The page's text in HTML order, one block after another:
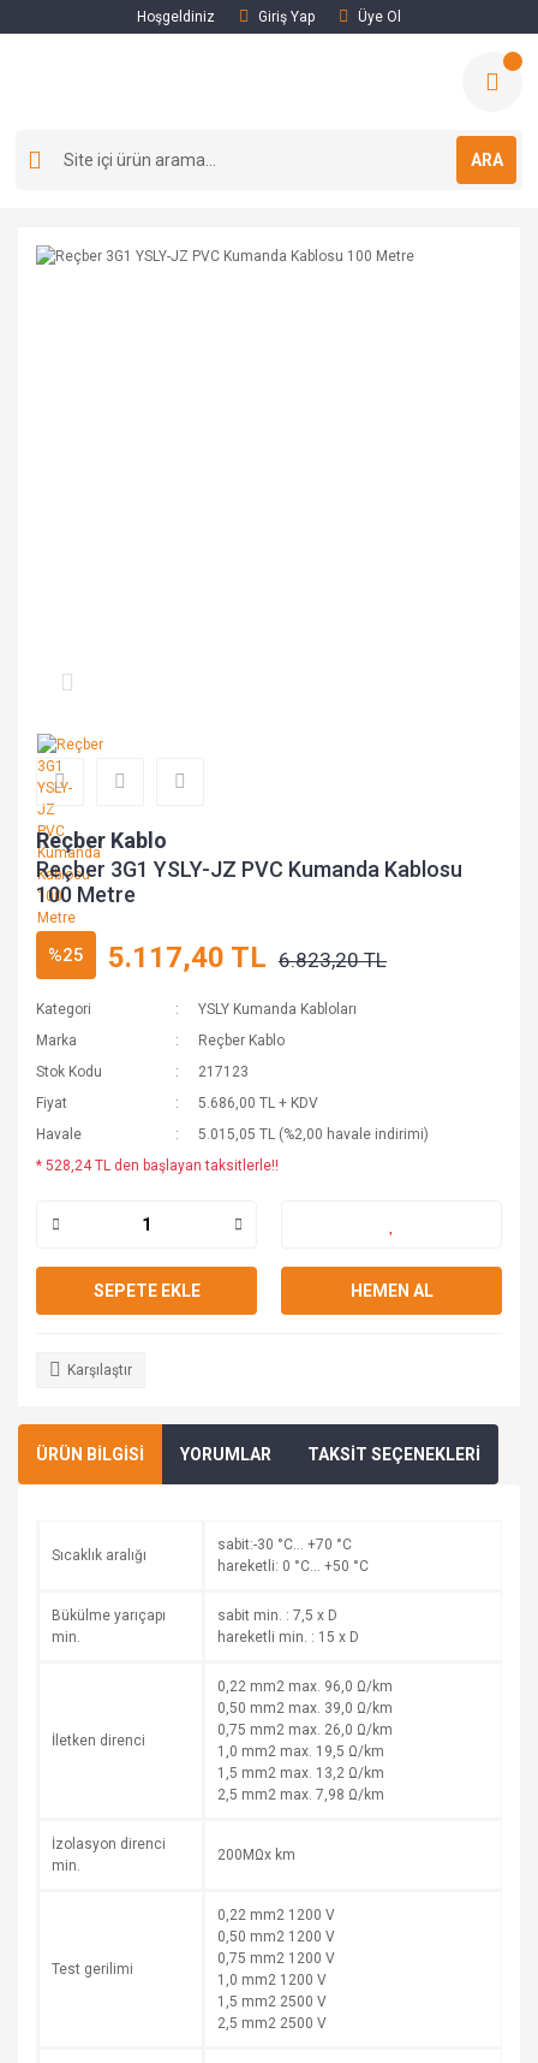
Hoşgeldiniz Giriş Yap Üye Ol
ARA
Reçber Kablo
Reçber 3G1 YSLY-JZ PVC Kumanda Kablosu
100 Metre
%25 5.117,40 TL 6.823,20 TL
Kategori
YSLY Kumanda Kabloları
Marka
Reçber Kablo
Stok Kodu
217123
Fiyat
5.686,00 TL + KDV
Havale
5.015,05 TL (%2,00 havale indirimi)
* 528,24 TL den başlayan taksitlerle!!
SEPETE EKLE HEMEN AL
Karşılaştır
ÜRÜN BİLGİSİ YORUMLAR TAKSİT SEÇENEKLERİ
Sıcaklık aralığı
sabit:-30 °C… +70 °C
hareketli: 0 °C… +50 °C
Bükülme yarıçapı
min.
sabit min. : 7,5 x D
hareketli min. : 15 x D
İletken direnci
0,22 mm2 max. 96,0 Ω/km
0,50 mm2 max. 39,0 Ω/km
0,75 mm2 max. 26,0 Ω/km
1,0 mm2 max. 19,5 Ω/km
1,5 mm2 max. 13,2 Ω/km
2,5 mm2 max. 7,98 Ω/km
İzolasyon direnci
min.
200MΩx km
Test gerilimi
0,22 mm2 1200 V
0,50 mm2 1200 V
0,75 mm2 1200 V
1,0 mm2 1200 V
1,5 mm2 2500 V
2,5 mm2 2500 V